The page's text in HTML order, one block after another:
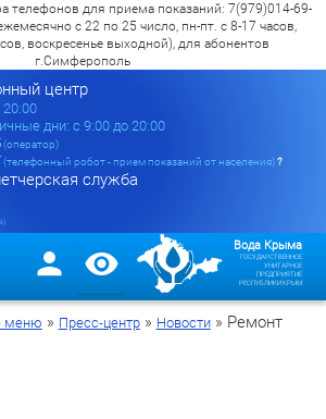
телефонов для приема показаний: 7(979)014-69-
с 22 по 25 число, пн-пт. с 8-17 часов,
воскресенье выходной), для абонентов
г.Симферополь
центр
20:00
дни: с 9:00 до 20:00
(оператор)
(телефонный робот - прием показаний от населения)?
служба
Вода Крыма
ГОСУДАРСТВЕННОЕ
УНИТАРНОЕ
ПРЕДПРИЯТИЕ
РЕСПУБЛИКИ КРЫМ
меню » Пресс-центр» Новости» Ремонт